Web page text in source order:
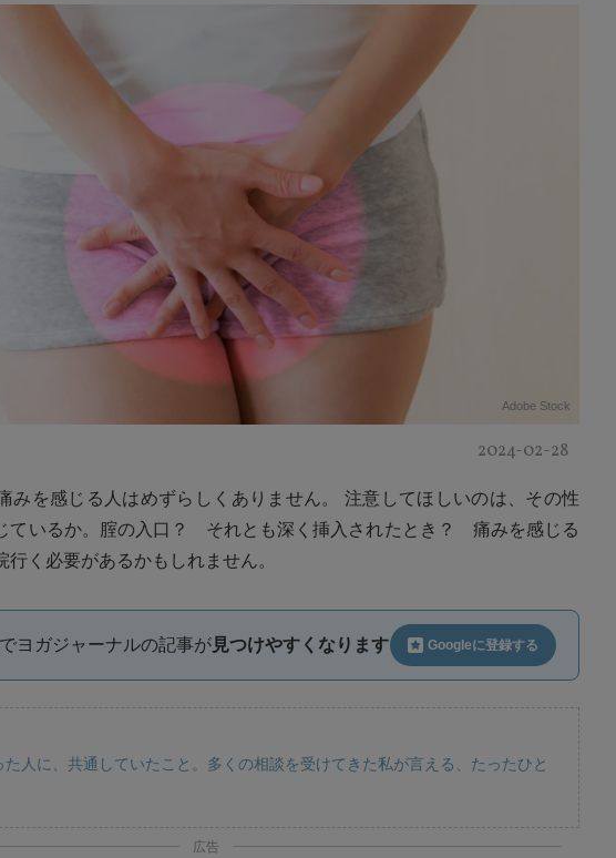
Adobe Stock
2024-02-28
みを感じる人はめずらしくありません。 注意してほしいのは、その性
ているか。腟の入口？ それとも深く挿入されたとき？ 痛みを感じる
く必要があるかもしれません。
ヨガジャーナルの記事が見つけやすくなります Googleに登録する
人に、共通していたこと。多くの相談を受けてきた私が言える、たったひと
広告